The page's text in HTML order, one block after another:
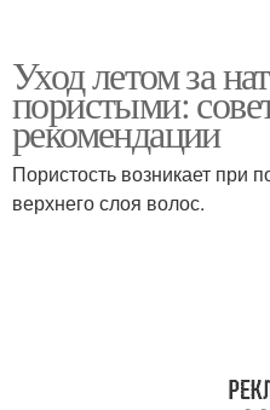
Уход летом за
пористыми:
рекомендации
Пористость возникает при
верхнего слоя волос.